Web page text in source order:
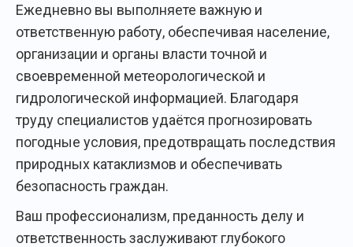
Ежедневно вы выполняете важную и
ответственную работу, обеспечивая население,
организации и органы власти точной и
своевременной метеорологической и
гидрологической информацией. Благодаря
труду специалистов удаётся прогнозировать
погодные условия, предотвращать последствия
природных катаклизмов и обеспечивать
безопасность граждан.
Ваш профессионализм, преданность делу и
ответственность заслуживают глубокого